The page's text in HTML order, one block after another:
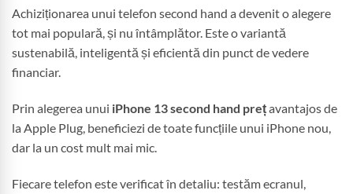
Achiziționarea unui telefon second hand a devenit o alegere
tot mai populară, și nu întâmplător. Este o variantă
sustenabilă, inteligentă și eficientă din punct de vedere
financiar.
Prin alegerea unui iPhone 13 second hand prețavantajos de
la Apple Plug, beneficiezi de toate funcțiile unui iPhone nou,
dar la un cost mult mai mic.
Fiecare telefon este verificat în detaliu: testăm ecranul,